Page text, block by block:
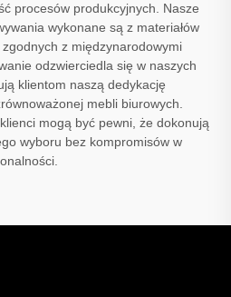
procesów produkcyjnych. Nasze
wykonane są z materiałów
z międzynarodowymi
odzwierciedla się w naszych
klientom naszą dedykację
mebli biurowych.
mogą być pewni, że dokonują
wyboru bez kompromisów w